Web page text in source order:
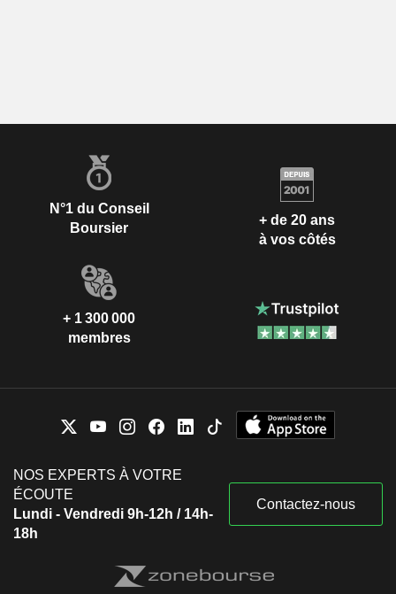
N°1 du Conseil
Boursier
+ de 20 ans
à vos côtés
+ 1 300 000
membres
NOS EXPERTS À VOTRE
ÉCOUTE
Lundi - Vendredi 9h-12h / 14h-
18h
Contactez-nous